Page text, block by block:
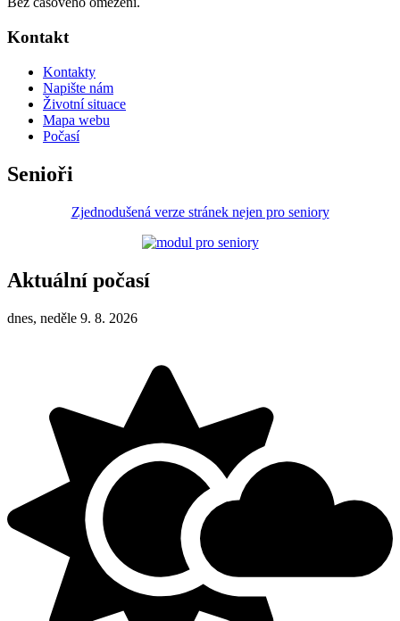
Kontakt
Kontakty
Napište nám
Životní situace
Mapa webu
Počasí
Senioři
Zjednodušená verze stránek nejen pro seniory
Aktuální počasí
dnes, neděle 9. 8. 2026